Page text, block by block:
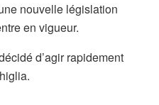
nouvelle législation
en vigueur.
d’agir rapidement